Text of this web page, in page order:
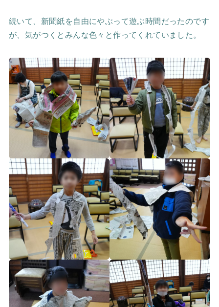
続いて、新聞紙を自由にやぶって遊ぶ時間だったのです
が、気がつくとみんな色々と作ってくれていました。